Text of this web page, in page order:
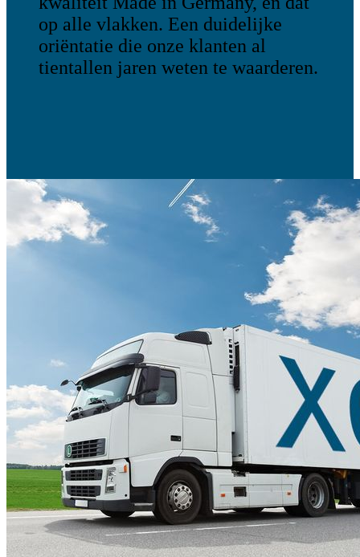
op alle vlakken. Een duidelijke
oriëntatie die onze klanten al
tientallen jaren weten te waarderen.